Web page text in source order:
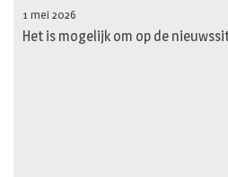
1 mei 2026
Het is mogelijk om op de